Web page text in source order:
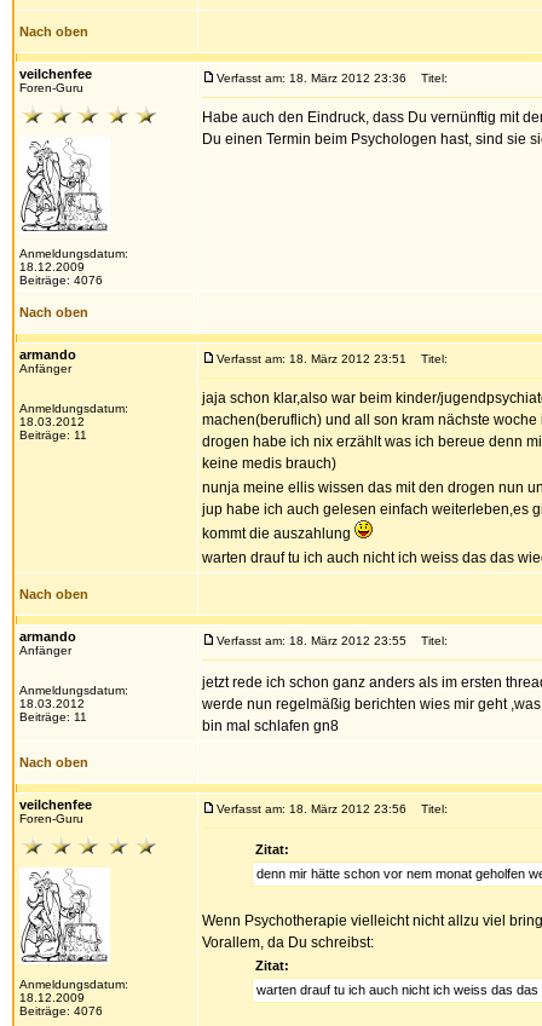
Nach oben
veilchenfee
Foren-Guru
Anmeldungsdatum:
18.12.2009
Beiträge: 4076
Verfasst am: 18. März 2012 23:36 Titel:
Habe auch den Eindruck, dass Du vernünftig mit
Du einen Termin beim Psychologen hast, sind sie
Nach oben
armando
Anfänger
Anmeldungsdatum:
18.03.2012
Beiträge: 11
Verfasst am: 18. März 2012 23:51 Titel:
jaja schon klar,also war beim kinder/
machen(beruflich) und all son kram nächste
drogen habe ich nix erzählt was ich bereue denn
keine medis brauch)
nunja meine ellis wissen das mit den drogen nun
jup habe ich auch gelesen einfach weiterleben,es
kommt die auszahlung
warten drauf tu ich auch nicht ich weiss das das
Nach oben
armando
Anfänger
Anmeldungsdatum:
18.03.2012
Beiträge: 11
Verfasst am: 18. März 2012 23:55 Titel:
jetzt rede ich schon ganz anders als im ersten
werde nun regelmäßig berichten wies mir geht
bin mal schlafen gn8
Nach oben
veilchenfee
Foren-Guru
Anmeldungsdatum:
18.12.2009
Beiträge: 4076
Verfasst am: 18. März 2012 23:56 Titel:
Zitat:
denn mir hätte schon vor nem monat geholfen
Wenn Psychotherapie vielleicht nicht allzu viel
Vorallem, da Du schreibst:
Zitat:
warten drauf tu ich auch nicht ich weiss das